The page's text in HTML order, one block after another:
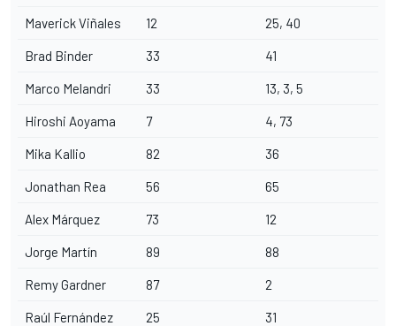
Maverick Viñales 12 25, 40
Brad Binder 33 41
Marco Melandri 33 13, 3, 5
Hiroshi Aoyama 7 4, 73
Mika Kallio 82 36
Jonathan Rea 56 65
Alex Márquez 73 12
Jorge Martín 89 88
Remy Gardner 87 2
Raúl Fernández 25 31